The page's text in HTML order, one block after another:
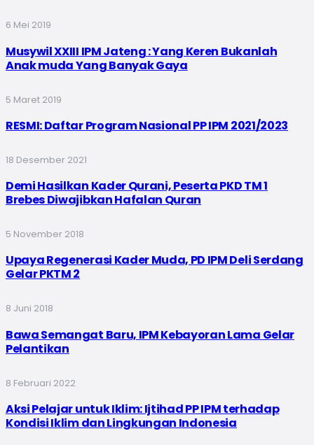
6 Mei 2019
Musywil XXIII IPM Jateng : Yang Keren Bukanlah
Anak muda Yang Banyak Gaya
5 Maret 2019
RESMI: Daftar Program Nasional PP IPM 2021/2023
18 Desember 2021
Demi Hasilkan Kader Qurani, Peserta PKD TM 1
Brebes Diwajibkan Hafalan Quran
5 November 2018
Upaya Regenerasi Kader Muda, PD IPM Deli Serdang
Gelar PKTM 2
8 Juni 2018
Bawa Semangat Baru, IPM Kebayoran Lama Gelar
Pelantikan
8 Februari 2022
Aksi Pelajar untuk Iklim: Ijtihad PP IPM terhadap
Kondisi Iklim dan Lingkungan Indonesia